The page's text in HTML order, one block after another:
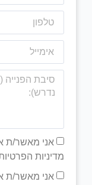
אני מאשר/ת
מדיניות
אני מאשר/ת